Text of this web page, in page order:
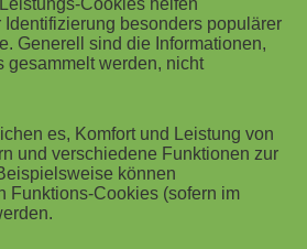
Universities. Die weltweit
hat mit ihrem
in Sachen Bildung bis heute
Fachkräfte, Start-ups und
als zwei Milliarden Euro
mit mehr als 1.000
Einrichtungen in 25
Cookies helfen
besonders populärer
Generell sind die Informationen,
gesammelt werden, nicht
es, Komfort und Leistung von
und verschiedene Funktionen zur
können
Funktions-Cookies (sofern im